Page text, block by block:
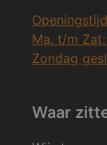
Ma. t/m
Zondag
Waar